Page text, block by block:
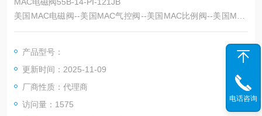
美国MAC电磁阀--美国MAC气控阀--美国MAC比例阀--美国MAC
先导阀--美国MAC机控阀--美国MAC阀岛--美国MAC控制阀--上海
产品型号：
更新时间：2025-11-09
厂商性质：代理商
访问量：1575
电话咨询